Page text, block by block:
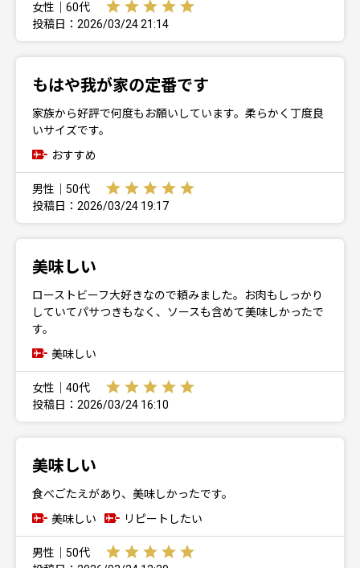
女性｜60代
投稿日：2026/03/24 21:14
もはや我が家の定番です
家族から好評で何度もお願いしています。柔らかく丁度良
いサイズです。
おすすめ
男性｜50代
投稿日：2026/03/24 19:17
美味しい
ローストビーフ大好きなので頼みました。お肉もしっかり
していてパサつきもなく、ソースも含めて美味しかったで
す。
美味しい
女性｜40代
投稿日：2026/03/24 16:10
美味しい
食べごたえがあり、美味しかったです。
美味しい
リピートしたい
男性｜50代